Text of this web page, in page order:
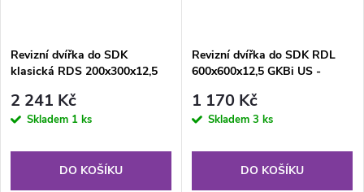
Revizní dvířka do SDK
klasická RDS 200x300x12,5
2 241 Kč
Skladem 1 ks
DO KOŠÍKU
Revizní dvířka do SDK RDL
600x600x12,5 GKBi US -
1 170 Kč
Skladem 3 ks
DO KOŠÍKU